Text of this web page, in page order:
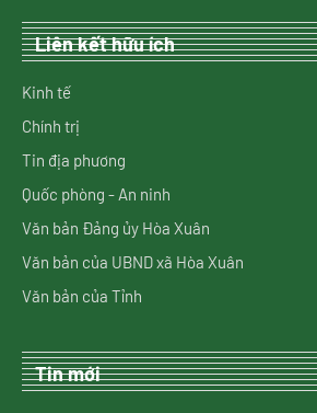
Liên kết hữu ích
Kinh tế
Chính trị
Tin địa phương
Quốc phòng - An ninh
Văn bản Đảng ủy Hòa Xuân
Văn bản của UBND xã Hòa Xuân
Văn bản của Tỉnh
Tin mới